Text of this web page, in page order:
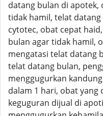
datang bulan di
tidak hamil, telat
cytotec, obat cepat
bulan agar tidak hamil,
mengatasi telat datang
telat datang bulan,
menggugurkan
dalam 1 hari, obat yang
keguguran dijual di